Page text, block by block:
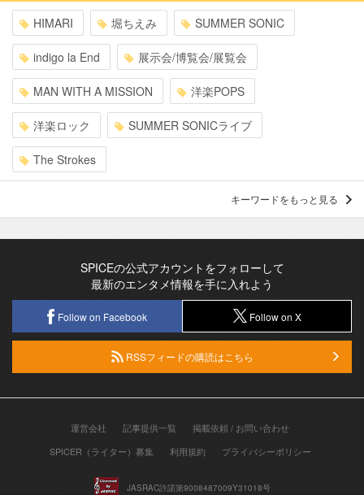
HIMARI 堀ちえみ SUMMER SONIC
indigo la End 展示会/博覧会/展覧会
MAN WITH A MISSION 洋楽POPS
洋楽ロック SUMMER SONICライブ
The Strokes
キーワードをもっと見る
SPICEの公式アカウントをフォローして
最新のエンタメ情報を手に入れよう
Follow on Facebook Follow on X
RSSフィードの購読はこちら
運営会社 記事提供一覧
掲載依頼 / お問い合わせ
SPICER（ライター）募集
利用規約 プライバシーポリシー
JASRAC許諾第9008487009Y31018号